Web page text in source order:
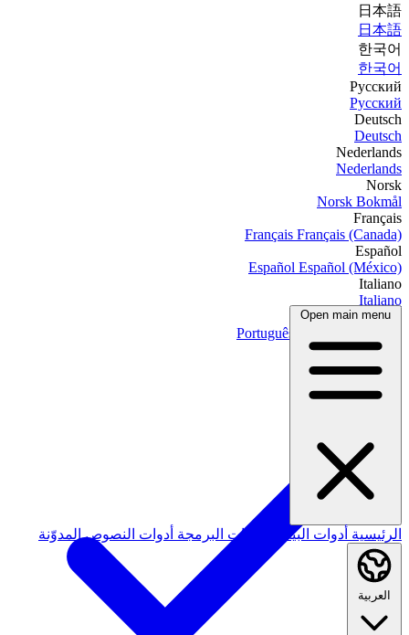
日本語
日本語
한국어
한국어
Русский
Русский
Deutsch
Deutsch
Nederlands
Nederlands
Norsk
Norsk Bokmål
Français
Français Français (Canada)
Español
Español Español (México)
Italiano
Italiano
Português
Português
العربية
Open main menu
الرئيسية أدوات البيانات أدوات البرمجة أدوات النصوصالمدوّنة
العربية